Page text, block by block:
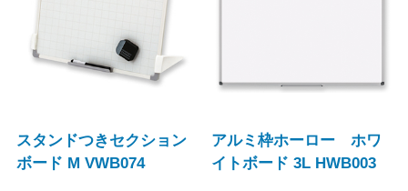
スタンドつきセクション
ボード M VWB074
アルミ枠ホーロー ホワ
イトボード 3L HWB003